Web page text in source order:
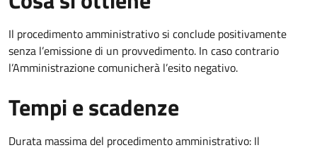
Il procedimento amministrativo si conclude positivamente
senza l’emissione di un provvedimento. In caso contrario
l’Amministrazione comunicherà l’esito negativo.
Tempi e scadenze
Durata massima del procedimento amministrativo: Il